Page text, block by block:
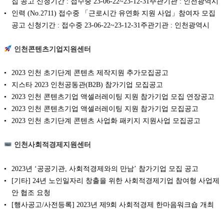
인력 (No.2711) 접수중 「근로시간 유연화 지원 사업」참여자 모집
공고 신청기간 : 접수중 23-06-22~23-12-31주관기관 : 인천광역시
인천콘텐츠기업지원센터
2023 인천 초기단계 콘텐츠 제작지원 추가모집공고
지스타 2023 인천공동관(B2B) 참가기업 모집공고
2023 인천 콘텐츠기업 액셀러레이팅 지원 참가기업 모집 연장공고
2023 인천 콘텐츠기업 액셀러레이팅 지원 참가기업 모집공고
2023 인천 초기단계 콘텐츠 사업화 패키지 지원사업 모집공고
인천사회적경제지원센터
2023년 ‘공공기관, 사회적경제와의 만남’ 참가기업 모집 공고
[기타] 24년 노인일자리 창출을 위한 사회적경제기업 참여형 사업제
안 협조 요청
[행사공고/사전등록] 2023년 제9회 사회적경제 한마음워크숍 개최